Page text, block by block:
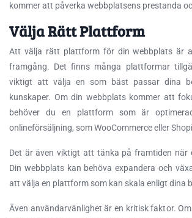
kommer att påverka webbplatsens prestanda
Välja Rätt Plattform
Att välja rätt plattform för din webbplats är
framgång. Det finns många plattformar
viktigt att välja en som bäst passar dina
kunskaper. Om din webbplats kommer att
behöver du en plattform som är
onlineförsäljning, som WooCommerce eller
Det är även viktigt att tänka på framtiden när
Din webbplats kan behöva expandera och
att välja en plattform som kan skala enligt dina
Även användarvänlighet är en kritisk faktor.